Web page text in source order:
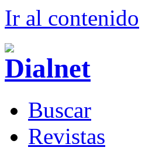
Ir al contenido
Buscar
Revistas